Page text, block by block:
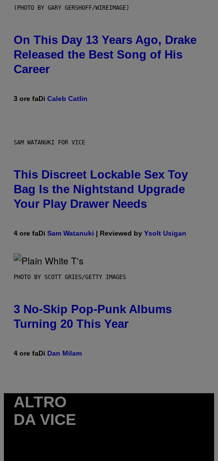
(PHOTO BY GARY GERSHOFF/WIREIMAGE)
On This Day 13 Years Ago, Drake
Released the Best Song of His
Career
3 ore faDi Caleb Catlin
SAM WATANUKI FOR VICE
This Discreet Lockable Sex Toy
Bag Is the Nightstand Upgrade
Your Play Drawer Needs
4 ore faDi Sam Watanuki | Reviewed by Ysolt Usigan
PHOTO BY SCOTT GRIES/GETTY IMAGES
3 No-Skip Pop-Punk Albums
Turning 20 This Year
4 ore faDi Dan Milam
ALTRO
DA VICE